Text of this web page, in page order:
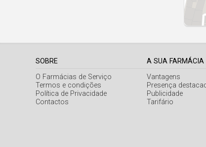
SOBRE
O Farmácias de Serviço
Termos e condições
Política de Privacidade
Contactos
A SUA FARMÁCIA
Vantagens
Presença
Publicidade
Tarifário